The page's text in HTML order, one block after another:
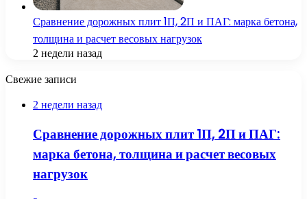
Сравнение дорожных плит 1П, 2П и ПАГ: марка бетона,
толщина и расчет весовых нагрузок
2 недели назад
Свежие записи
2 недели назад
Сравнение дорожных плит 1П, 2П и ПАГ:
марка бетона, толщина и расчет весовых
нагрузок